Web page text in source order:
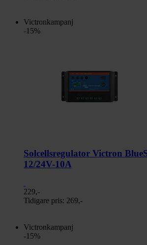
Victronkampanj
-15%
Solcellsregulator Victron
12/24V-10A
229,-
Tidigare pris: 269,-
Victronkampanj
-15%